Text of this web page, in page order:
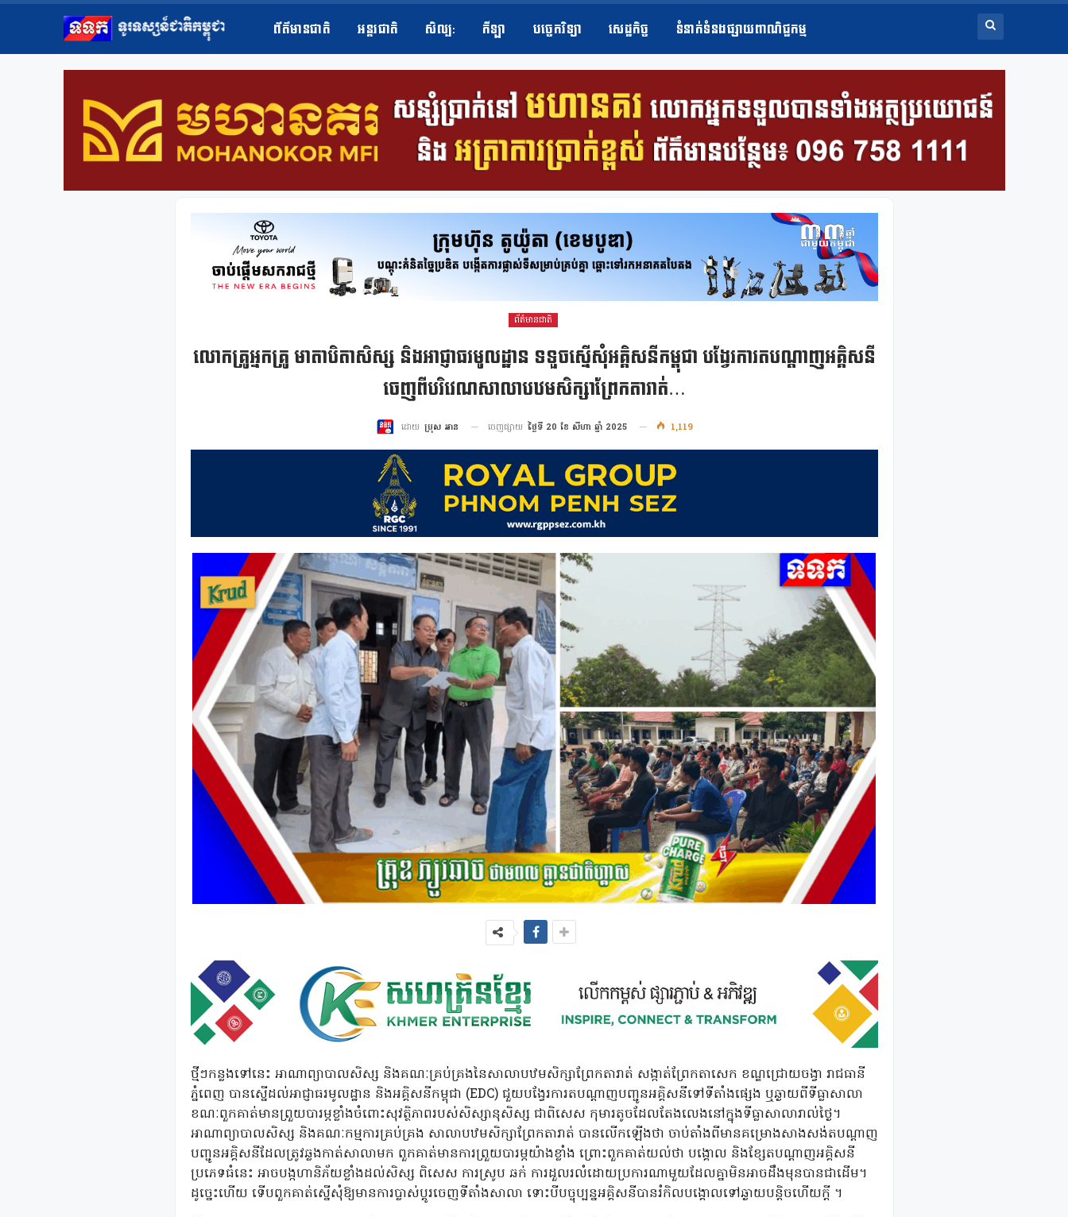
ព័ត៌មានជាតិ អន្តរជាតិ សិល្ប​: កីឡា បច្ចេកវិទ្យា សេដ្ឋកិច្ច ទំនាក់ទំនងផ្សាយពាណិជ្ជកម្ម
ព័ត៌មានជាតិ
លោកគ្រូអ្នកគ្រូ មាតាបិតាសិស្ស និងអាជ្ញាធរមូលដ្ឋាន ទទួចស្នើសុំអគ្គិសនីកម្ពុជា បង្វែរការតបណ្តាញអគ្គិសនី
ចេញពីបរិវេណសាលាបឋមសិក្សាព្រែកតារាត់…
ដោយ ប្រុស អាន ចេញផ្សាយ ថ្ងៃទី 20 ខែ សីហា ឆ្នាំ 2025 1,119
ថ្មីៗកន្លងទៅនេះ អាណាព្យាបាលសិស្ស និងគណៈគ្រប់គ្រងនៃសាលាបឋមសិក្សាព្រែកតារាត់ សង្កាត់ព្រែកតាសេក ខណ្ឌជ្រោយចង្វា រាជធានី
ភ្នំពេញ បានស្នើដល់អាជ្ញាធរមូលដ្ឋាន និងអគ្គិសនីកម្ពុជា (EDC) ជួយបង្វែរការតបណ្តាញបញ្ជូនអគ្គិសនីទៅទីតាំងផ្សេង ឬឆ្ងាយពីទីធ្លាសាលា
ខណៈពួកគាត់មានព្រួយបារម្ភខ្លាំងចំពោះសុវត្ថិភាពរបស់សិស្សានុសិស្ស ជាពិសេស កុមារតូចដែលតែងលេងនៅក្នុងទីធ្លាសាលារាល់ថ្ងៃ។
អាណាព្យាបាលសិស្ស និងគណៈកម្មការគ្រប់គ្រង សាលាបឋមសិក្សាព្រែកតារាត់ បានលើកឡើងថា ចាប់តាំងពីមានគម្រោងសាងសង់តបណ្តាញ
បញ្ជូនអគ្គិសនីដែលត្រូវឆ្លងកាត់សាលាមក ពួកគាត់មានការព្រួយបារម្ភយ៉ាងខ្លាំង ព្រោះពួកគាត់យល់ថា បង្គោល និងខ្សែតបណ្តាញអគ្គិសនី
ប្រភេទធំនេះ អាចបង្កហានិភ័យខ្លាំងដល់សិស្ស ពិសេស ការស្រូប ឆក់ ការដួលរលំដោយប្រការណាមួយដែលគ្នាមិនអាចដឹងមុនបានជាដើម។
ដូច្នេះហើយ ទើបពួកគាត់ស្នើសុំឱ្យមានការប្លាស់ប្តូរចេញទីតាំងសាលា ទោះបីបច្ចុប្បន្នអគ្គិសនីបានរំកិលបង្គោលទៅឆ្ងាយបន្តិចហើយក្តី ។